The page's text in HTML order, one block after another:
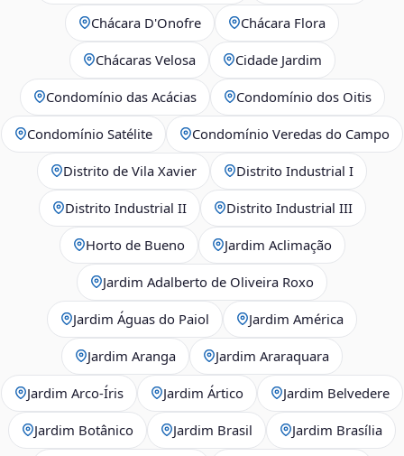
Chácara D'Onofre Chácara Flora
Chácaras Velosa Cidade Jardim
Condomínio das Acácias Condomínio dos Oitis
Condomínio Satélite Condomínio Veredas do Campo
Distrito de Vila Xavier Distrito Industrial I
Distrito Industrial II Distrito Industrial III
Horto de Bueno Jardim Aclimação
Jardim Adalberto de Oliveira Roxo
Jardim Águas do Paiol Jardim América
Jardim Aranga Jardim Araraquara
Jardim Arco‑Íris Jardim Ártico Jardim Belvedere
Jardim Botânico Jardim Brasil Jardim Brasília